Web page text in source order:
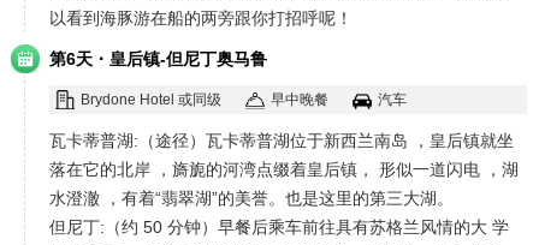
以看到海豚游在船的两旁跟你打招呼呢！
第6天 · 皇后镇-但尼丁奥马鲁
Brydone Hotel 或同级 早中晚餐 汽车
瓦卡蒂普湖:（途径）瓦卡蒂普湖位于新西兰南岛 ，皇后镇就坐
落在它的北岸 ，旖旎的河湾点缀着皇后镇， 形似一道闪电 ，湖
水澄澈 ，有着“翡翠湖”的美誉。也是这里的第三大湖。
但尼丁:（约 50 分钟）早餐后乘车前往具有苏格兰风情的大 学